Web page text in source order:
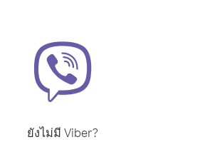
ยังไม่มี Viber?